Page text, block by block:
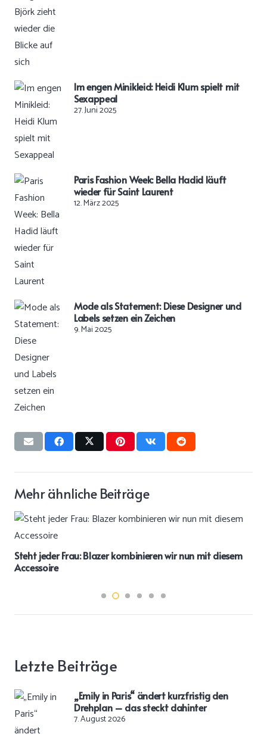
Im engen Minikleid: Heidi Klum spielt mit
Sexappeal
27. Juni 2025
Paris Fashion Week: Bella Hadid läuft
wieder für Saint Laurent
12. März 2025
Mode als Statement: Diese Designer und
Labels setzen ein Zeichen
9. Mai 2025
Mehr ähnliche Beiträge
Steht jeder Frau: Blazer kombinieren wir nun mit diesem
Accessoire
Letzte Beiträge
„Emily in Paris“ ändert kurzfristig den
Drehplan – das steckt dahinter
7. August 2026